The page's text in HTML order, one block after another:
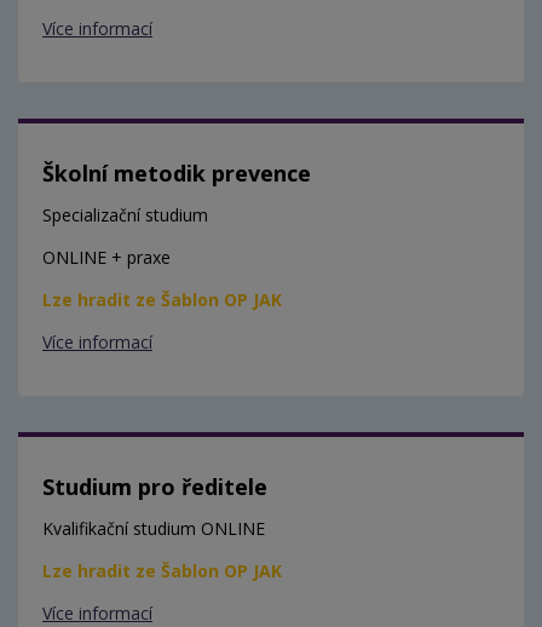
Více informací
Školní metodik prevence
Specializační studium
ONLINE + praxe
Lze hradit ze Šablon OP JAK
Více informací
Studium pro ředitele
Kvalifikační studium ONLINE
Lze hradit ze Šablon OP JAK
Více informací